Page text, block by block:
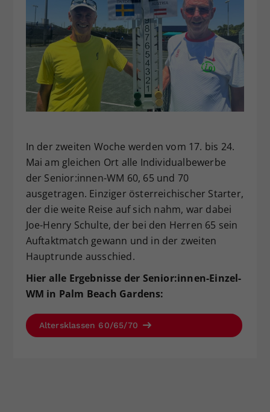
In der zweiten Woche werden vom 17. bis 24.
Mai am gleichen Ort alle Individualbewerbe
der Senior:innen-WM 60, 65 und 70
ausgetragen. Einziger österreichischer Starter,
der die weite Reise auf sich nahm, war dabei
Joe-Henry Schulte, der bei den Herren 65 sein
Auftaktmatch gewann und in der zweiten
Hauptrunde ausschied.
Hier alle Ergebnisse der Senior:innen-Einzel-
WM in Palm Beach Gardens:
Altersklassen 60/65/70